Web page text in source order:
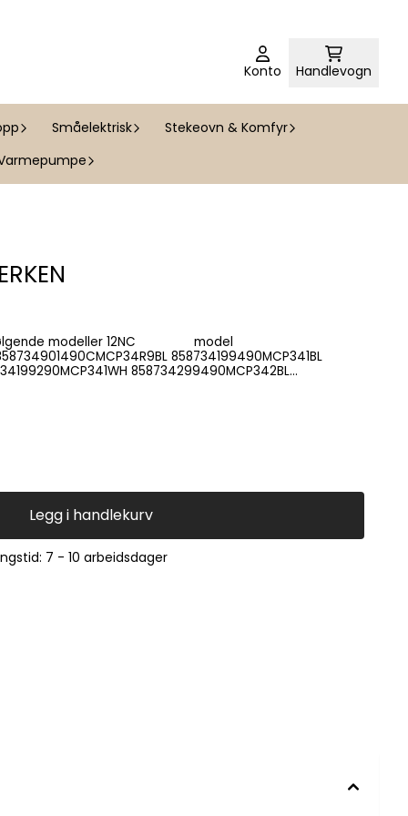
Konto Handlevogn
Småelektrisk
Stekeovn & Komfyr
Legg i handlekurv
7 - 10 arbeidsdager